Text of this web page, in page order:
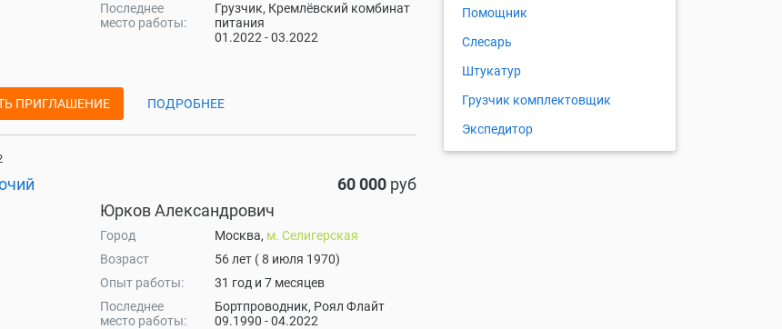
Последнее
место работы:
Грузчик, Кремлёвский комбинат
питания
01.2022 - 03.2022
ПРИГЛАШЕНИЕ ПОДРОБНЕЕ
60 000руб
Юрков Александрович
Город Москва, м. Селигерская
Возраст
56 лет ( 8 июля 1970)
Опыт работы:
31 год и 7 месяцев
Последнее
место работы:
Бортпроводник, Роял Флайт
09.1990 - 04.2022
Помощник
Слесарь
Штукатур
Грузчик комплектовщик
Экспедитор